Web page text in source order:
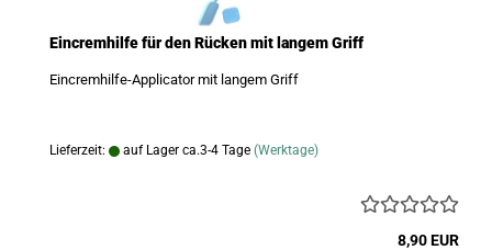
Eincremhilfe für den Rücken mit langem Griff
Eincremhilfe-Applicator mit langem Griff
Lieferzeit: auf Lager ca.3-4 Tage (Werktage)
8,90 EUR